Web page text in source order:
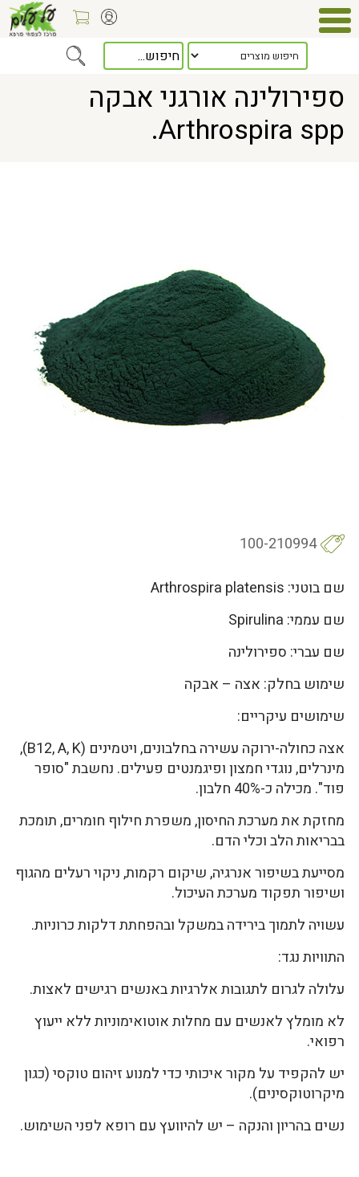
> ספירולינה אורגני אבקה Arthrospira spp.
ספירולינה אורגני אבקה
Arthrospira spp.
100-210994
שם בוטני: Arthrospira platensis
שם עממי: Spirulina
שם עברי: ספירולינה
שימוש בחלק: אצה – אבקה
שימושים עיקריים:
אצה כחולה-ירוקה עשירה בחלבונים, ויטמינים (B12, A, K),
מינרלים, נוגדי חמצון ופיגמנטים פעילים. נחשבת "סופר
פוד". מכילה כ-40% חלבון.
מחזקת את מערכת החיסון, משפרת חילוף חומרים, תומכת
בבריאות הלב וכלי הדם.
מסייעת בשיפור אנרגיה, שיקום רקמות, ניקוי רעלים מהגוף
ושיפור תפקוד מערכת העיכול.
עשויה לתמוך בירידה במשקל ובהפחתת דלקות כרוניות.
התוויות נגד:
עלולה לגרום לתגובות אלרגיות באנשים רגישים לאצות.
לא מומלץ לאנשים עם מחלות אוטואימוניות ללא ייעוץ
רפואי.
יש להקפיד על מקור איכותי כדי למנוע זיהום טוקסי (כגון
מיקרוטוקסינים).
נשים בהריון והנקה – יש להיוועץ עם רופא לפני השימוש.